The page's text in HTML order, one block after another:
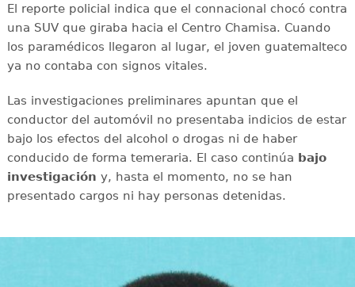
El reporte policial indica que el connacional chocó contra
una SUV que giraba hacia el Centro Chamisa. Cuando
los paramédicos llegaron al lugar, el joven guatemalteco
ya no contaba con signos vitales.
Las investigaciones preliminares apuntan que el
conductor del automóvil no presentaba indicios de estar
bajo los efectos del alcohol o drogas ni de haber
conducido de forma temeraria. El caso continúa bajo
investigación y, hasta el momento, no se han
presentado cargos ni hay personas detenidas.